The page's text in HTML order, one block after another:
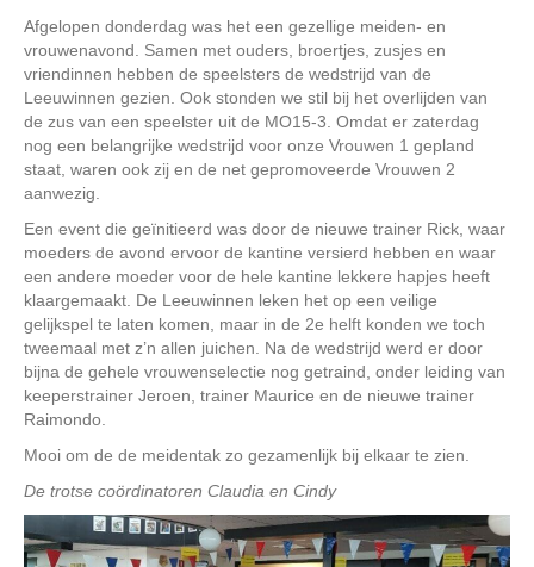
Afgelopen donderdag was het een gezellige meiden- en
vrouwenavond. Samen met ouders, broertjes, zusjes en
vriendinnen hebben de speelsters de wedstrijd van de
Leeuwinnen gezien. Ook stonden we stil bij het overlijden van
de zus van een speelster uit de MO15-3. Omdat er zaterdag
nog een belangrijke wedstrijd voor onze Vrouwen 1 gepland
staat, waren ook zij en de net gepromoveerde Vrouwen 2
aanwezig.
Een event die geïnitieerd was door de nieuwe trainer Rick, waar
moeders de avond ervoor de kantine versierd hebben en waar
een andere moeder voor de hele kantine lekkere hapjes heeft
klaargemaakt. De Leeuwinnen leken het op een veilige
gelijkspel te laten komen, maar in de 2e helft konden we toch
tweemaal met z’n allen juichen. Na de wedstrijd werd er door
bijna de gehele vrouwenselectie nog getraind, onder leiding van
keeperstrainer Jeroen, trainer Maurice en de nieuwe trainer
Raimondo.
Mooi om de de meidentak zo gezamenlijk bij elkaar te zien.
De trotse coördinatoren Claudia en Cindy